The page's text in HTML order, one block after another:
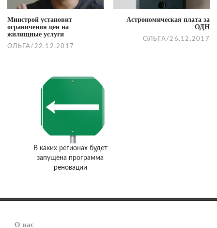
Астрономическая плата за
ОДН
ОЛЬГА / 26.12.2017
Минстрой установит
ограничения цен на
жилищные услуги
ОЛЬГА / 22.12.2017
В каких регионах будет
запущена программа
реновации
О нас